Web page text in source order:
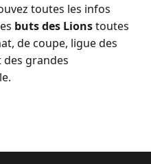
toutes les infos
buts des Lionstoutes
de coupe, ligue des
grandes